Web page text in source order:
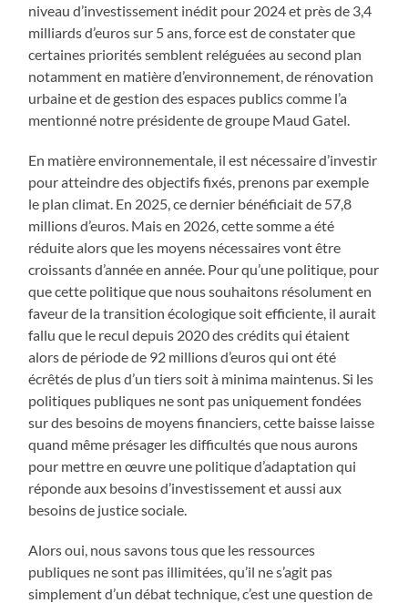
niveau d’investissement inédit pour 2024 et près de 3,4
milliards d’euros sur 5 ans, force est de constater que
certaines priorités semblent reléguées au second plan
notamment en matière d’environnement, de rénovation
urbaine et de gestion des espaces publics comme l’a
mentionné notre présidente de groupe Maud Gatel.
En matière environnementale, il est nécessaire d’investir
pour atteindre des objectifs fixés, prenons par exemple
le plan climat. En 2025, ce dernier bénéficiait de 57,8
millions d’euros. Mais en 2026, cette somme a été
réduite alors que les moyens nécessaires vont être
croissants d’année en année. Pour qu’une politique, pour
que cette politique que nous souhaitons résolument en
faveur de la transition écologique soit efficiente, il aurait
fallu que le recul depuis 2020 des crédits qui étaient
alors de période de 92 millions d’euros qui ont été
écrêtés de plus d’un tiers soit à minima maintenus. Si les
politiques publiques ne sont pas uniquement fondées
sur des besoins de moyens financiers, cette baisse laisse
quand même présager les difficultés que nous aurons
pour mettre en œuvre une politique d’adaptation qui
réponde aux besoins d’investissement et aussi aux
besoins de justice sociale.
Alors oui, nous savons tous que les ressources
publiques ne sont pas illimitées, qu’il ne s’agit pas
simplement d’un débat technique, c’est une question de